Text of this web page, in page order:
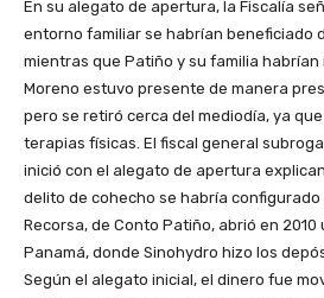
En su alegato de apertura, la Fiscalía
entorno familiar se habrían beneficiado
mientras que Patiño y su familia habrían
Moreno estuvo presente de manera
pero se retiró cerca del mediodía, ya
terapias físicas. El fiscal general
inició con el alegato de apertura
delito de cohecho se habría
Recorsa, de Conto Patiño, abrió en
Panamá, donde Sinohydro hizo los
Según el alegato inicial, el dinero fue